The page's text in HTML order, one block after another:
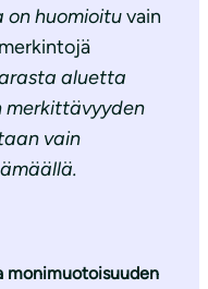
on huomioituvain
aluetta
merkittävyyden
vain
monimuotoisuuden